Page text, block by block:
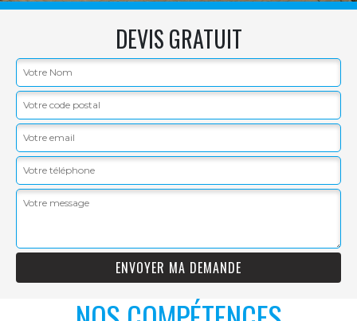
DEVIS GRATUIT